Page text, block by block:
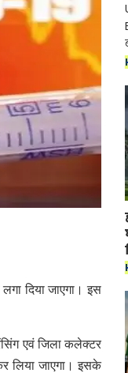
दिया जाएगा। इस
एवं जिला कलेक्टर
लिया जाएगा। इसके